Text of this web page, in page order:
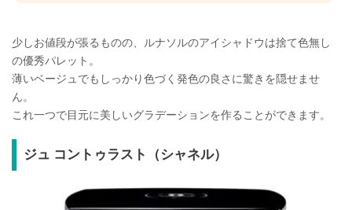
少しお値段が張るものの、ルナソルのアイシャドウは捨て色無し
の優秀パレット。
薄いベージュでもしっかり色づく発色の良さに驚きを隠せませ
ん。
これ一つで目元に美しいグラデーションを作ることができます。
ジュ コントゥラスト（シャネル）